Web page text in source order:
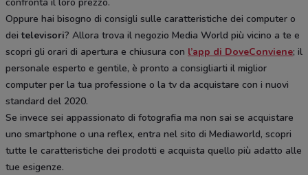
Oppure hai bisogno di consigli sulle caratteristiche dei computer o
deitelevisori? Allora trova il negozio Media World più vicino a te e
scopri gli orari di apertura e chiusura con l’app di DoveConviene; il
personale esperto e gentile, è pronto a consigliarti il miglior
computer per la tua professione o la tv da acquistare con i nuovi
standard del 2020.
Se invece sei appassionato di fotografia ma non sai se acquistare
uno smartphone o una reflex, entra nel sito di Mediaworld, scopri
tutte le caratteristiche dei prodotti e acquista quello più adatto alle
tue esigenze.